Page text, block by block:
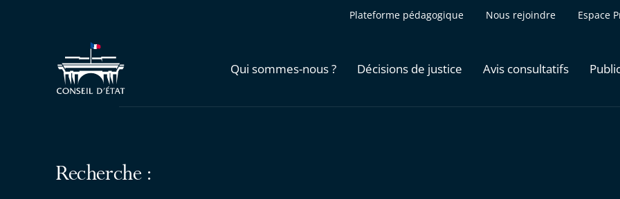
Plateforme pédagogique Nous rejoindre Espace
Qui sommes-nous ? Décisions de justice Avis consultatifs
Recherche :